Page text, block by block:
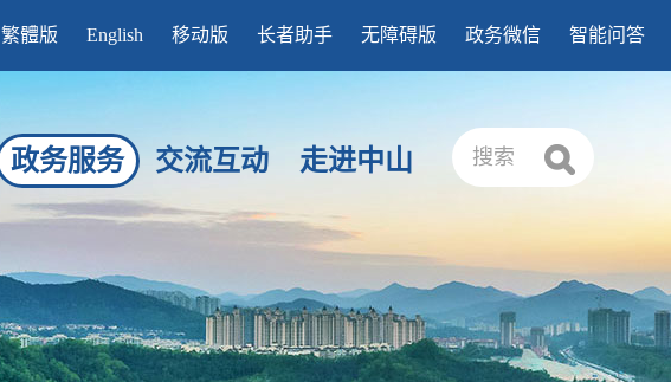
繁體版 English 移动版 长者助手 无障碍版 政务微信 智能问答
政务服务 交流互动 走进中山 搜索